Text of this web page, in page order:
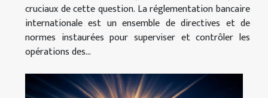
cruciaux de cette question. La réglementation bancaire
internationale est un ensemble de directives et de
normes instaurées pour superviser et contrôler les
opérations des...